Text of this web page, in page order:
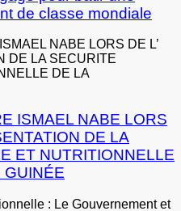
de classe mondiale
ISMAEL NABE LORS
DE LA
ET NUTRITIONNELLE
GUINÉE